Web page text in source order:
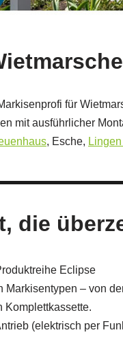
für
mit ausführlicher
, Esche,
die
Eclipse
Markisentypen – von
Komplettkassette.
(elektrisch per